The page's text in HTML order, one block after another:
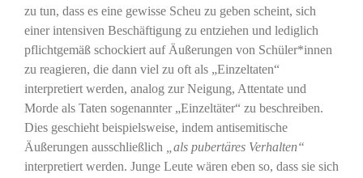
zu tun, dass es eine gewisse Scheu zu geben scheint, sich
einer intensiven Beschäftigung zu entziehen und lediglich
pflichtgemäß schockiert auf Äußerungen von Schüler*innen
zu reagieren, die dann viel zu oft als „Einzeltaten“
interpretiert werden, analog zur Neigung, Attentate und
Morde als Taten sogenannter „Einzeltäter“ zu beschreiben.
Dies geschieht beispielsweise, indem antisemitische
Äußerungen ausschließlich
„als pubertäres Verhalten“
interpretiert werden. Junge Leute wären eben so, dass sie sich